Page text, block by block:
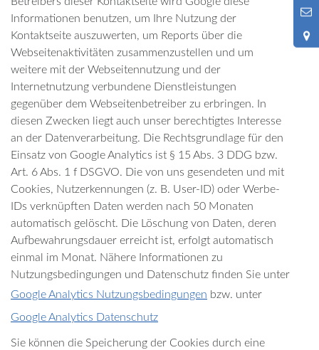
Informationen benutzen, um Ihre Nutzung der
Kontaktseite auszuwerten, um Reports über die
Webseitenaktivitäten zusammenzustellen und um
weitere mit der Webseitennutzung und der
Internetnutzung verbundene Dienstleistungen
gegenüber dem Webseitenbetreiber zu erbringen. In
diesen Zwecken liegt auch unser berechtigtes Interesse
an der Datenverarbeitung. Die Rechtsgrundlage für den
Einsatz von Google Analytics ist § 15 Abs. 3 DDG bzw.
Art. 6 Abs. 1 f DSGVO. Die von uns gesendeten und mit
Cookies, Nutzerkennungen (z. B. User-ID) oder Werbe-
IDs verknüpften Daten werden nach 50 Monaten
automatisch gelöscht. Die Löschung von Daten, deren
Aufbewahrungsdauer erreicht ist, erfolgt automatisch
einmal im Monat. Nähere Informationen zu
Nutzungsbedingungen und Datenschutz finden Sie unter
Google Analytics Nutzungsbedingungen bzw. unter
Google Analytics Datenschutz
Sie können die Speicherung der Cookies durch eine